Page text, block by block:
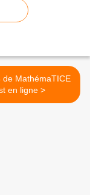
de MathémaTICE
est en ligne >